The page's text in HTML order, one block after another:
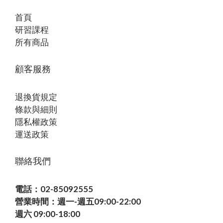
首頁
研習課程
所有商品
顧客服務
退換貨規定
條款與細則
隱私權政策
運送政策
聯絡我們
電話：02-85092555
營業時間：週一-週五09:00-22:00
週六 09:00-18:00